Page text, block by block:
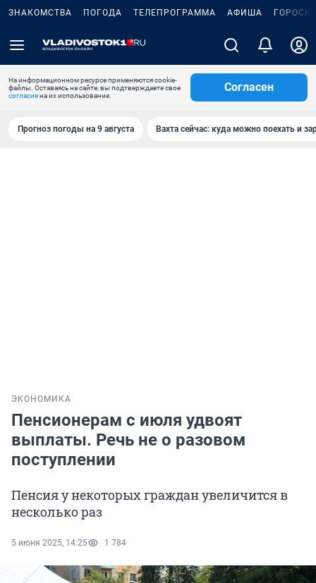
ЗНАКОМСТВА ПОГОДА ТЕЛЕПРОГРАММА АФИША
На информационном ресурсе применяются cookie-
файлы. Оставаясь на сайте, вы подтверждаете свое
согласиена их использование.
Согласен
Прогноз погоды на 9 августа Вахта сейчас: куда можно поехать и
ЭКОНОМИКА
Пенсионерам с июля удвоят
выплаты. Речь не о разовом
поступлении
Пенсия у некоторых граждан увеличится в
несколько раз
5 июня 2025, 14:25 1 784